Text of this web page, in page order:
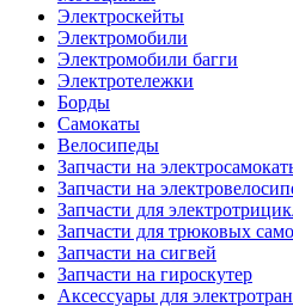
Электроскейты
Электромобили
Электромобили багги
Электротележки
Борды
Самокаты
Велосипеды
Запчасти на
Запчасти на
Запчасти для
Запчасти для трюковых
Запчасти на сигвей
Запчасти на гироскутер
Аксессуары для